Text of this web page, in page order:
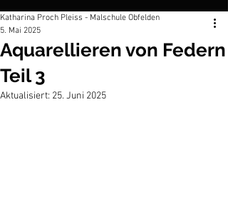
Aquarellieren von Federn
Teil 3
Katharina Proch Pleiss - Malschule Obfelden
5. Mai 2025
Aktualisiert: 25. Juni 2025